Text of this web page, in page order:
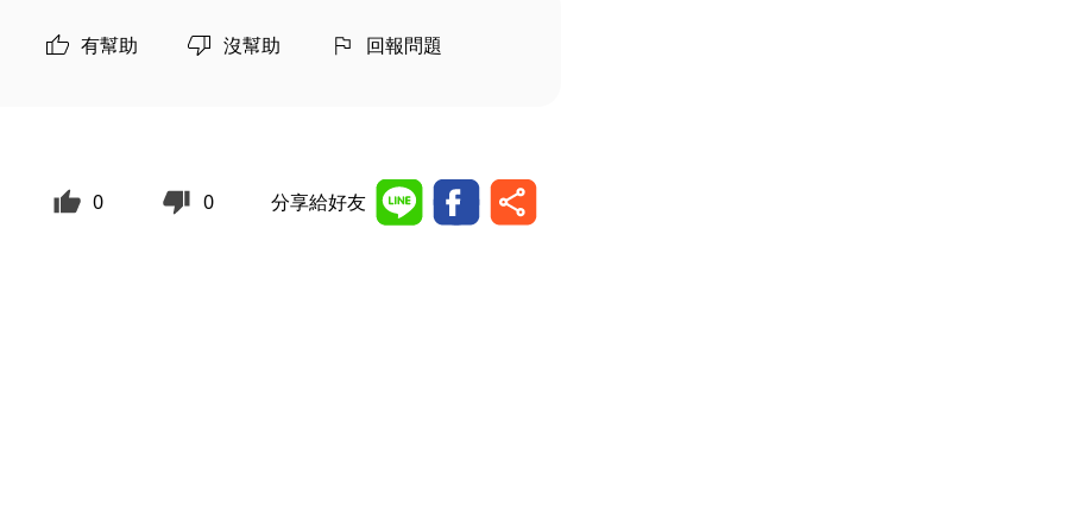
有幫助 沒幫助 回報問題
0 0 分享給好友